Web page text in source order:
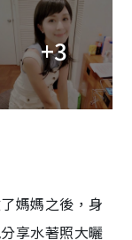
+3
媽媽之後，身
享水著照大曬